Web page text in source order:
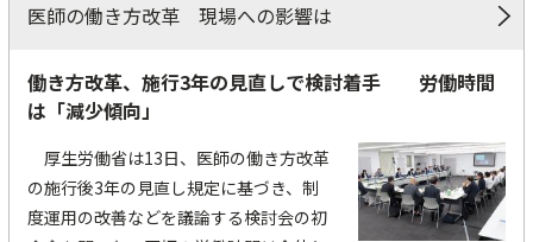
医師の働き方改革 現場への影響は
働き方改革、施行3年の見直しで検討着手 労働時間
は「減少傾向」
厚生労働省は13日、医師の働き方改革
の施行後3年の見直し規定に基づき、制
度運用の改善などを議論する検討会の初